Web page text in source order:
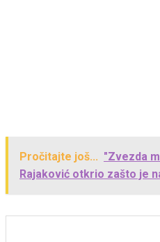
Pročitajte još... "Zvezda
Rajaković otkrio zašto je